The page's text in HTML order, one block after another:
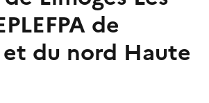
de
et du nord Haute